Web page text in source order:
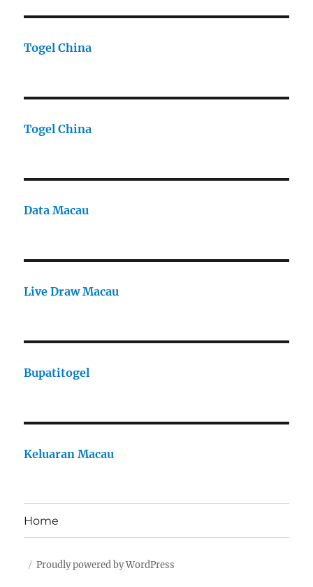
Togel China
Togel China
Data Macau
Live Draw Macau
Bupatitogel
Keluaran Macau
Home
Proudly powered by WordPress